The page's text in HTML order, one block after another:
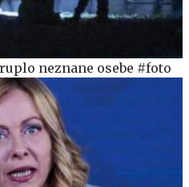
neznane osebe #foto